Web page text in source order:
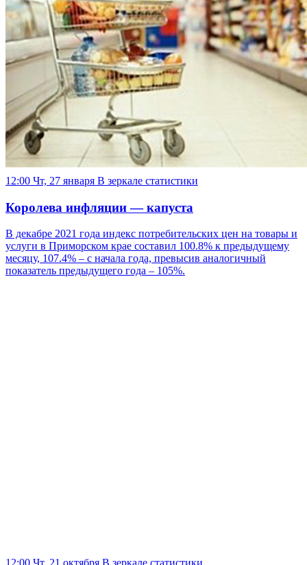
12:00 Чт, 27 января В зеркале статистики
Королева инфляции — капуста
В декабре 2021 года индекс потребительских цен на товары и
услуги в Приморском крае составил 100.8% к предыдущему
месяцу, 107.4% – с начала года, превысив аналогичный
показатель предыдущего года – 105%.